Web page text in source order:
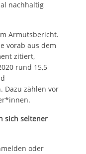
nachhaltig
Armutsbericht.
vorab aus dem
zitiert,
rund 15,5
Dazu zählen vor
sich seltener
oder